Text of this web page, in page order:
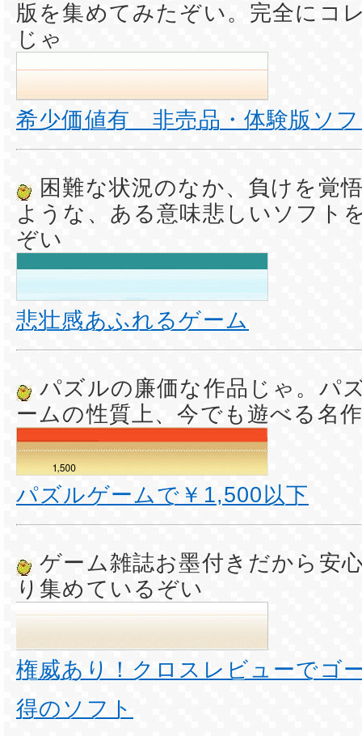
版を集めてみたぞい。完全にコ
じゃ
希少価値有 非売品・体験版ソ
困難な状況のなか、負けを覚
ような、ある意味悲しいソフト
ぞい
悲壮感あふれるゲーム
パズルの廉価な作品じゃ。パ
ームの性質上、今でも遊べる名
パズルゲームで￥1,500以下
ゲーム雑誌お墨付きだから安
り集めているぞい
権威あり！クロスレビューでゴ
得のソフト